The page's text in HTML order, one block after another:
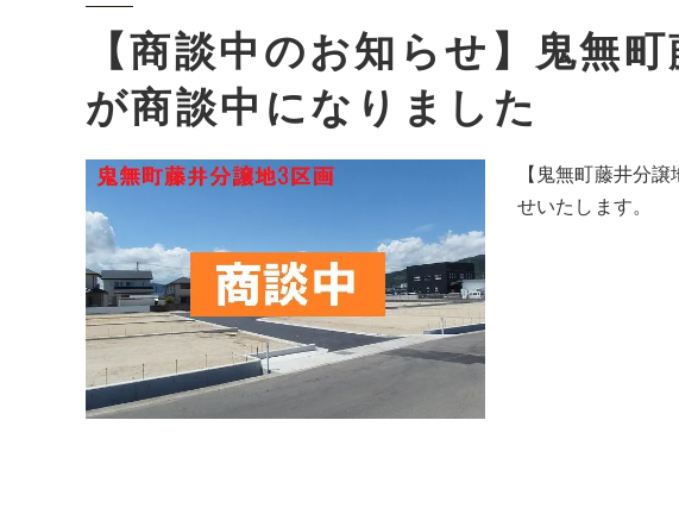
【商談中のお知らせ】鬼無
が商談中になりました
【鬼無町藤井分
せいたします。